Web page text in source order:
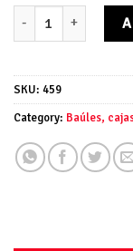
SKU: 459
Category: Baúles,